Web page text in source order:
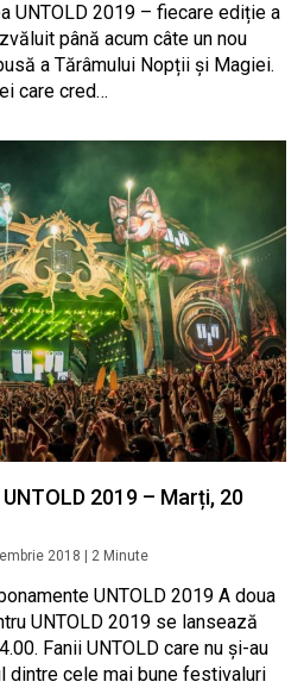
UNTOLD 2019 – fiecare ediție a
până acum câte un nou
a Tărâmului Nopții și Magiei.
care cred…
2019 – Marți, 20
2018 2 Minute
UNTOLD 2019 A doua
UNTOLD 2019 se lansează
Fanii UNTOLD care nu și-au
dintre cele mai bune festivaluri